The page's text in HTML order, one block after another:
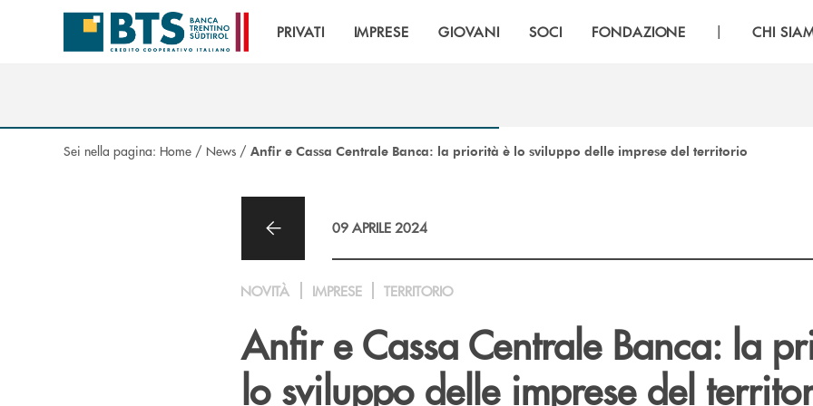
Salta al contenuto principale
PRIVATI IMPRESE GIOVANI SOCI FONDAZIONE | CHI
Sei nella pagina: Home / News / Anfir e Cassa Centrale Banca: la priorità è lo sviluppo delle imprese del territorio
09 APRILE 2024
NOVITÀ IMPRESE TERRITORIO
Anfir e Cassa Centrale Banca: la
lo sviluppo delle imprese del